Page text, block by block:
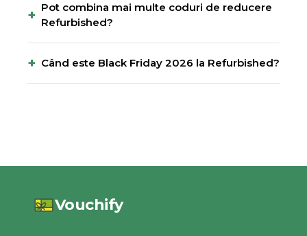
+ Pot combina mai multe coduri de reducere
Refurbished?
+ Când este Black Friday 2026 la Refurbished?
Vouchify